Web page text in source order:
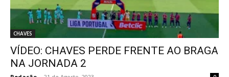
CHAVES
VÍDEO: CHAVES PERDE FRENTE AO BRAGA
NA JORNADA 2